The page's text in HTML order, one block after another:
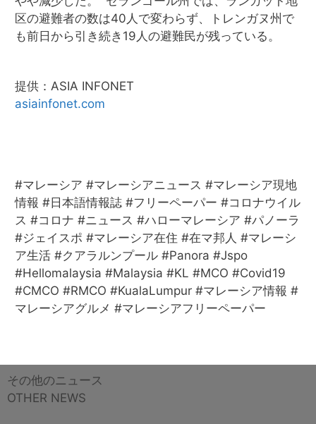
区の避難者の数は40人で変わらず、トレンガヌ州で
も前日から引き続き19人の避難民が残っている。
提供：ASIA INFONET
asiainfonet.com
#マレーシア #マレーシアニュース #マレーシア現地
情報 #日本語情報誌 #フリーペーパー #コロナウイル
ス #コロナ #ニュース #ハローマレーシア #パノーラ
#ジェイスポ #マレーシア在住 #在マ邦人 #マレーシ
ア生活 #クアラルンプール #Panora #Jspo
#Hellomalaysia #Malaysia #KL #MCO #Covid19
#CMCO #RMCO #KualaLumpur #マレーシア情報 #
マレーシアグルメ #マレーシアフリーペーパー
その他のニュース
OTHER NEWS